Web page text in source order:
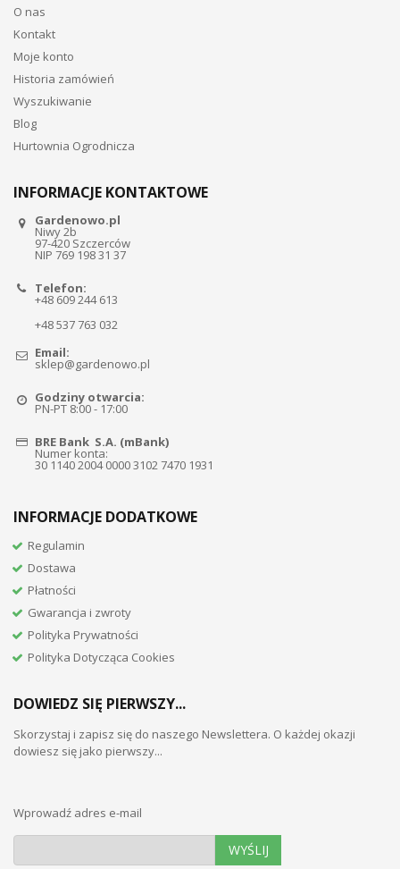
O nas
Kontakt
Moje konto
Historia zamówień
Wyszukiwanie
Blog
Hurtownia Ogrodnicza
INFORMACJE KONTAKTOWE
Gardenowo.pl
Niwy 2b
97-420 Szczerców
NIP 769 198 31 37
Telefon:
+48 609 244 613
+48 537 763 032
Email:
sklep@gardenowo.pl
Godziny otwarcia:
PN-PT 8:00 - 17:00
BRE Bank S.A. (mBank)
Numer konta:
30 1140 2004 0000 3102 7470 1931
INFORMACJE DODATKOWE
Regulamin
Dostawa
Płatności
Gwarancja i zwroty
Polityka Prywatności
Polityka Dotycząca Cookies
DOWIEDZ SIĘ PIERWSZY...
Skorzystaj i zapisz się do naszego Newslettera. O każdej okazji
dowiesz się jako pierwszy...
Wprowadź adres e-mail
WYŚLIJ